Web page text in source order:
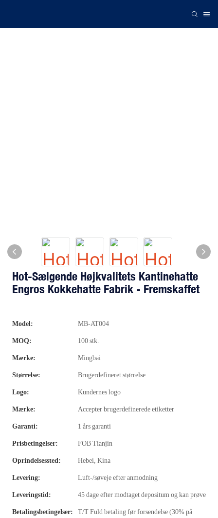
Hot-Sælgende Højkvalitets Kantinehatte
Engros Kokkehatte Fabrik - Fremskaffet
Model: MB-AT004
MOQ: 100 stk.
Mærke: Mingbai
Størrelse: Brugerdefineret størrelse
Logo: Kundernes logo
Mærke: Accepter brugerdefinerede etiketter
Garanti: 1 års garanti
Prisbetingelser: FOB Tianjin
Oprindelsessted: Hebei, Kina
Levering: Luft-/søveje efter anmodning
Leveringstid: 45 dage efter modtaget depositum og kan prøve
Betalingsbetingelser:
T/T Fuld betaling før forsendelse (30% på